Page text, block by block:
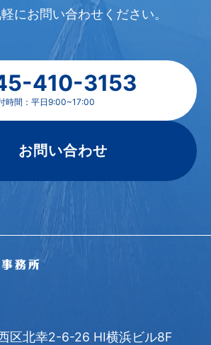
にお問い合わせください。
410-3153
時間：平日9:00~17:00
お問い合わせ
区北幸2-6-26 HI横浜ビル8F